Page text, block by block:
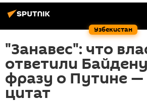
Узбекистан
"Занавес": что
ответили
фразу о Путине
цитат